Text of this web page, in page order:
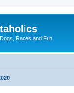
Races and Fun